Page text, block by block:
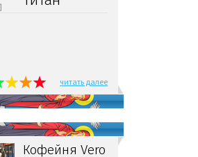
читать далее
Кофейня Vero